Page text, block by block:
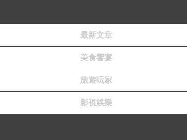
最新文章
美食饗宴
旅遊玩家
影視娛樂